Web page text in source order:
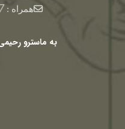
همراه :
به ماسترو